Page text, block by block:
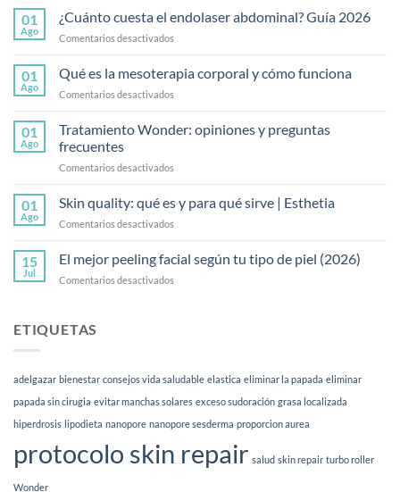
01
Ago
¿Cuánto cuesta el endolaser abdominal? Guía 2026
Comentarios desactivados
cuesta
el
endolaser
Guía
01
Ago
Qué es la mesoterapia corporal y cómo funciona
Comentarios desactivados
es
la
corporal
cómo
funciona
01
Ago
Tratamiento Wonder: opiniones y preguntas
frecuentes
Comentarios desactivados
opiniones
y
frecuentes
01
Ago
Skin quality: qué es y para qué sirve | Esthetia
Comentarios desactivados
quality:
qué
es
Esthetia
15
Jul
El mejor peeling facial según tu tipo de piel (2026)
Comentarios desactivados
tipo
de
(2026)
ETIQUETAS
adelgazar bienestar consejos vida saludable elastica eliminar la papada eliminar
papada sin cirugia evitar manchas solares exceso sudoración grasa localizada
hiperdrosis lipodieta nanopore nanopore sesderma proporcion aurea
protocolo skin repair salud skin repair turbo roller
Wonder